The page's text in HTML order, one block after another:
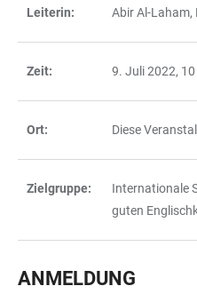
Leiterin: Abir Al-Laham,
Zeit: 9. Juli 2022,
Ort: Diese
Zielgruppe:
Internationale
guten
ANMELDUNG